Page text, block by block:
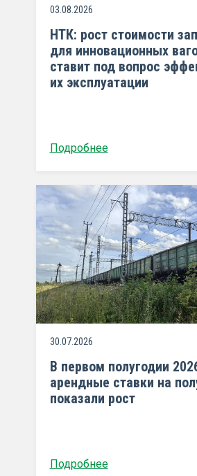
03.08.2026
НТК: рост стоимости
для инновационных
ставит под вопрос
их эксплуатации
Подробнее
30.07.2026
В первом полугодии
арендные ставки на
показали рост
Подробнее